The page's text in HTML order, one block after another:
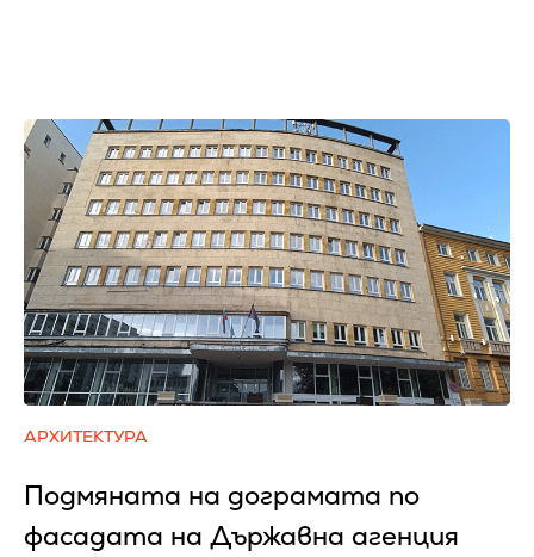
АРХИТЕКТУРА
Подмяната на дограмата по
фасадата на Държавна агенция